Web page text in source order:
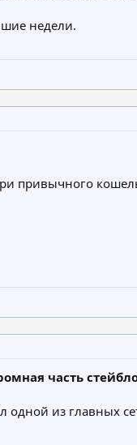
недели.
привычного
часть
из главных